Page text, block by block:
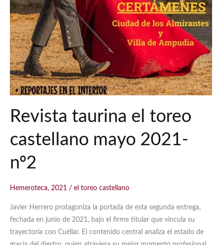
Revista taurina el toreo
castellano mayo 2021-
nº2
Hemeroteca, 2021 / el toreo castellano
Javier Herrero protagoniza la portada de esta segunda entrega,
fechada en junio de 2021, bajo el firme titular que vincula su
trayectoria con Cuéllar. El contenido central analiza el estado de